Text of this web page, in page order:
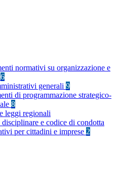
normativi su organizzazione e
6
generali 9
di programmazione strategico-
8
leggi regionali
e codice di condotta
per cittadini e imprese 2